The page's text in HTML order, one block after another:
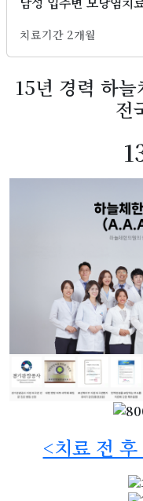
치료기간 2개월
15년 경력 하
전
<치료 전